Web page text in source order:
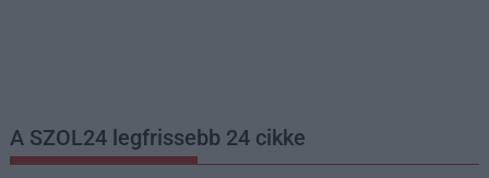
A SZOL24 legfrissebb 24 cikke